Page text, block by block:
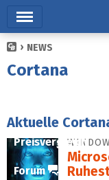
Ticker
Downloads
Preisvergleich
Forum
NEWS
Cortana
Aktuelle